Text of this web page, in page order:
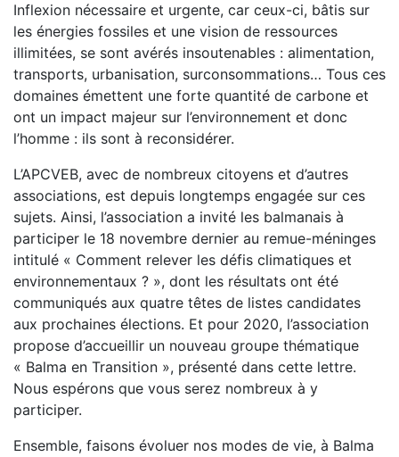
Inflexion nécessaire et urgente, car ceux-ci, bâtis sur
les énergies fossiles et une vision de ressources
illimitées, se sont avérés insoutenables : alimentation,
transports, urbanisation, surconsommations… Tous ces
domaines émettent une forte quantité de carbone et
ont un impact majeur sur l’environnement et donc
l’homme : ils sont à reconsidérer.
L’APCVEB, avec de nombreux citoyens et d’autres
associations, est depuis longtemps engagée sur ces
sujets. Ainsi, l’association a invité les balmanais à
participer le 18 novembre dernier au remue-méninges
intitulé « Comment relever les défis climatiques et
environnementaux ? », dont les résultats ont été
communiqués aux quatre têtes de listes candidates
aux prochaines élections. Et pour 2020, l’association
propose d’accueillir un nouveau groupe thématique
« Balma en Transition », présenté dans cette lettre.
Nous espérons que vous serez nombreux à y
participer.
Ensemble, faisons évoluer nos modes de vie, à Balma